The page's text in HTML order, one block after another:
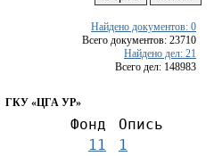
Найдено документов: 0
Всего документов: 23710
Найдено дел: 21
Всего дел: 148983
ГКУ «ЦГА УР»
Фонд
Опись
11
1